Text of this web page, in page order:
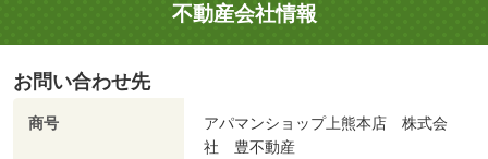
不動産会社情報
お問い合わせ先
商号
アパマンショップ上熊本店 株式会
社 豊不動産